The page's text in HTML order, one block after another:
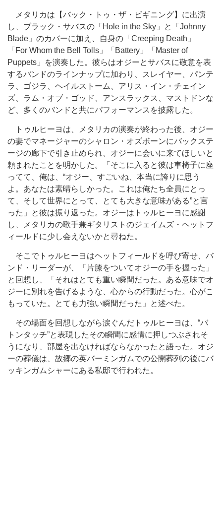
メタリカは【バック・トゥ・ザ・ビギニング】に出演
し、ブラック・サバスの「Hole in the Sky」と「Johnny
Blade」のカバーに加え、自身の「Creeping Death」
「For Whom the Bell Tolls」「Battery」「Master of
Puppets」を演奏した。彼らはオジーとサバスに敬意を表
するバンドのラインナップに加わり、スレイヤー、パンテ
ラ、ゴジラ、ヘイルストーム、アリス・イン・チェイン
ズ、ラム・オブ・ゴッド、アンスラックス、マストドンな
ど、多くのバンドと共にパフォーマンスを披露した。
トゥルヒーヨは、メタリカの演奏が終わった後、オジー
の妻でマネージャーのシャロン・オズボーンにバックステ
ージの廊下で引き止められ、オジーに会いに来てほしいと
頼まれたことを明かした。「そこに入ると彼は車椅子に座
ってて、俺は、“オジー、すごいね、本当に誇りに思う
よ。あなたは素晴らしかった。これは俺たち全員にとっ
て、そして世界にとって、とても大きな意味がある”と言
った」と彼は振り返った。オジーはトゥルヒーヨに感謝
し、メタリカの歌手兼ギタリストのジェイムズ・ヘットフ
ィールドに少し会えないかと尋ねた。
そこでトゥルヒーヨはヘットフィールドを呼び寄せ、バ
ンド・リーダーが、「片膝をついてオジーの手を握った」
と回想し、「それはとても重い瞬間だった。ある意味でオ
ジーに別れを告げるような、心からの行動だった。心がこ
もっていた。とても力強い瞬間だった」と述べた。
その場面を回想しながら涙ぐんだトゥルヒーヨは、“バ
トンタッチ”と表現したその瞬間に感情に押しつぶされそ
うになり、部屋を出なければならなかったと語った。オジ
ーの葬儀は、故郷の英バーミンガムでの公開葬列の後にバ
ッキンガムシャーにある私邸で行われた。